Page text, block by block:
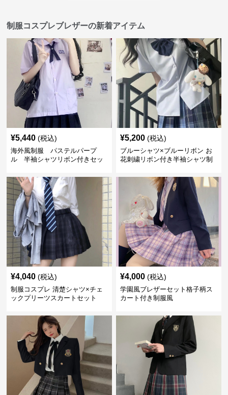
制服コスプレブレザーの新着アイテム
¥5,440 (税込)
海外風制服 パステルパープ
ル 半袖シャツリボン付きセッ
¥5,200 (税込)
ブルーシャツ×ブルーリボン お
花刺繍リボン付き半袖シャツ制
¥4,040 (税込)
制服コスプレ 清楚シャツ×チェ
ックプリーツスカートセット
¥4,000 (税込)
学園風ブレザーセット格子柄ス
カート付き制服風